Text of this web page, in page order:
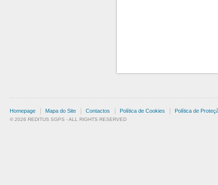
Homepage Mapa do Site Contactos Política de Cookies Política de
© 2026 REDITUS SGPS - ALL RIGHTS RESERVED